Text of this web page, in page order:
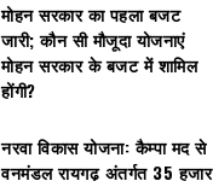
मोहन सरकार का पहला बजट
जारी; कौन सी मौजूदा योजनाएं
मोहन सरकार के बजट में शामिल
होंगी?
नरवा विकास योजना: कैम्पा मद से
वनमंडल रायगढ़ अंतर्गत 35 हजार